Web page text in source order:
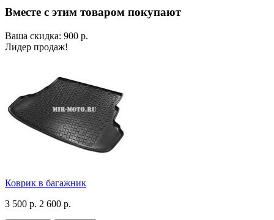
Вместе с этим товаром покупают
Ваша скидка: 900 р.
Лидер продаж!
Коврик в багажник
3 500 р. 2 600 р.